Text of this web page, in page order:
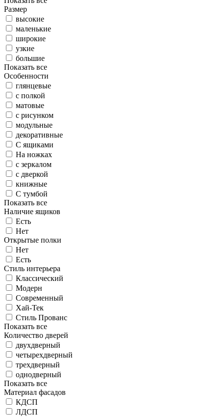
Размер
высокие
маленькие
широкие
узкие
большие
Показать все
Особенности
глянцевые
с полкой
матовые
с рисунком
модульные
декоративные
С ящиками
На ножках
с зеркалом
с дверкой
книжные
С тумбой
Показать все
Наличие ящиков
Есть
Нет
Открытые полки
Нет
Есть
Стиль интерьера
Классический
Модерн
Современный
Хай-Тек
Стиль Прованс
Показать все
Количество дверей
двухдверный
четырехдверный
трехдверный
однодверный
Показать все
Материал фасадов
КДСП
ЛДСП